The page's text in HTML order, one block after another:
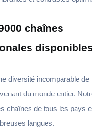
chaînes
disponibles
diversité incomparable de
du monde entier.
chaînes de tous les pays
langues.